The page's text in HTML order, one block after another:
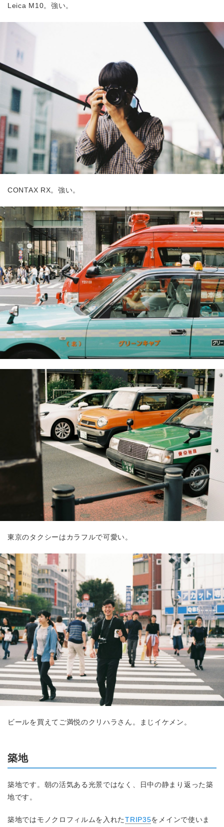
Leica M10。強い。
CONTAX RX。強い。
東京のタクシーはカラフルで可愛い。
ビールを買えてご満悦のクリハラさん。まじイケメン。
築地
築地です。朝の活気ある光景ではなく、日中の静まり返った築
地です。
築地ではモノクロフィルムを入れたTRIP35をメインで使いま